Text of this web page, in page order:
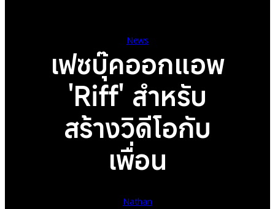
News
เฟซบุ๊คออกแอพ
'Riff' สำหรับ
สร้างวิดีโอกับ
เพื่อน
Nathan